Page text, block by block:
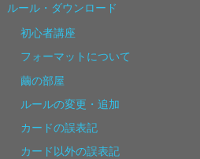
ルール・ダウンロード
初心者講座
フォーマットについて
繭の部屋
ルールの変更・追加
カードの誤表記
カード以外の誤表記